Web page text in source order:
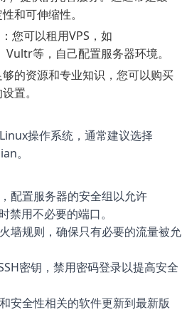
和可伸缩性。
：您可以租用VPS，如
等，自己配置服务器环境。
够的资源和专业知识，您可以购买
置。
操作系统，通常建议选择
。
配置服务器的安全组以允许
禁用不必要的端口。
墙规则，确保只有必要的流量被允
密钥，禁用密码登录以提高安全
安全性相关的软件更新到最新版